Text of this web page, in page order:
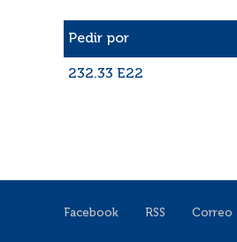
Pedir por
232.33 E22
Facebook RSS Correo